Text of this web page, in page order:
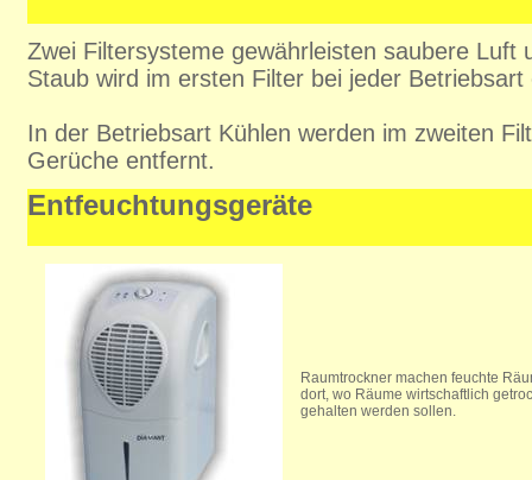
Zwei Filtersysteme gewährleisten saubere Luft
Staub wird im ersten Filter bei jeder
In der Betriebsart Kühlen werden im zweiten
Gerüche entfernt.
Entfeuchtungsgeräte
Raumtrockner machen feuchte
dort, wo Räume wirtschaftlich
gehalten werden sollen.